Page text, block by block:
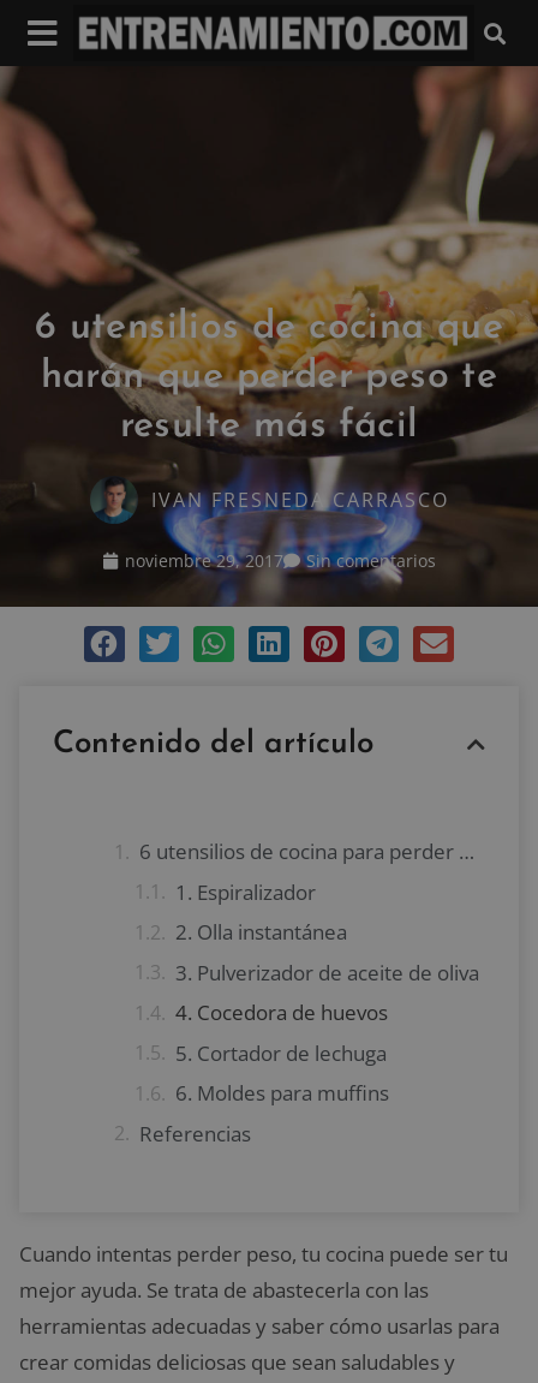
6 utensilios de cocina que
harán que perder peso te
resulte más fácil
IVAN FRESNEDA CARRASCO
noviembre 29, 2017 Sin comentarios
Contenido del artículo
6 utensilios de cocina para perder peso
1. Espiralizador
2. Olla instantánea
3. Pulverizador de aceite de oliva
4. Cocedora de huevos
5. Cortador de lechuga
6. Moldes para muffins
Referencias
Cuando intentas perder peso, tu cocina puede ser tu
mejor ayuda. Se trata de abastecerla con las
herramientas adecuadas y saber cómo usarlas para
crear comidas deliciosas que sean saludables y